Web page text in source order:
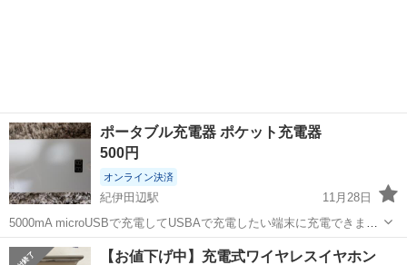
ポータブル充電器 ポケット充電器
500円
オンライン決済
紀伊田辺駅
11月28日
5000mA microUSBで充電してUSBAで充電したい端末に充電できま
す！
和歌山 田辺市 紀伊田辺駅 その他 充電器
【お値下げ中】充電式ワイヤレスイヤホン